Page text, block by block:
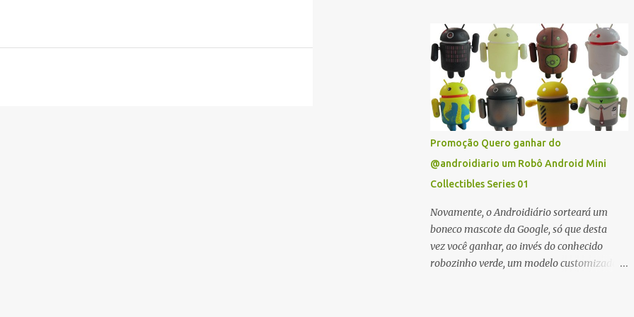
costumam fazer muito sucesso. Já quem
gosta de dragões, monstros ou outras
figuras mitológicas também vai encontrar
um wallpaper animado que tem o seu jeito.
E o melhor, é que todos os wall papers
listados aqui são totalmente grátis!
Promoção Quero ganhar do
@androidiario um Robô Android Mini
Collectibles Series 01
Novamente, o Androidiário sorteará um
boneco mascote da Google, só que desta
vez você ganhar, ao invés do conhecido
robozinho verde, um modelo customizado